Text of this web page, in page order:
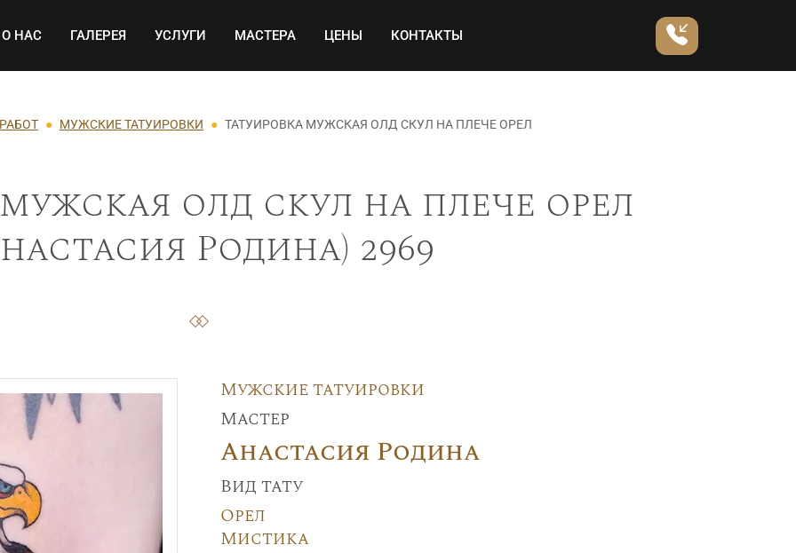
навигация
О НАС ГАЛЕРЕЯ УСЛУГИ МАСТЕРА ЦЕНЫ КОНТАКТЫ
МУЖСКИЕ ТАТУИРОВКИ ТАТУИРОВКА МУЖСКАЯ ОЛД СКУЛ НА ПЛЕЧЕ ОРЕЛ
олд скул на плече орел
Родина) 2969
Мужские татуировки
Мастер
Анастасия Родина
Вид тату
Орел
Мистика